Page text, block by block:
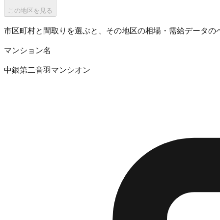
この地区を見る
市区町村と間取りを選ぶと、その地区の相場・需給データの
マンション名
中銀第二音羽マンシオン